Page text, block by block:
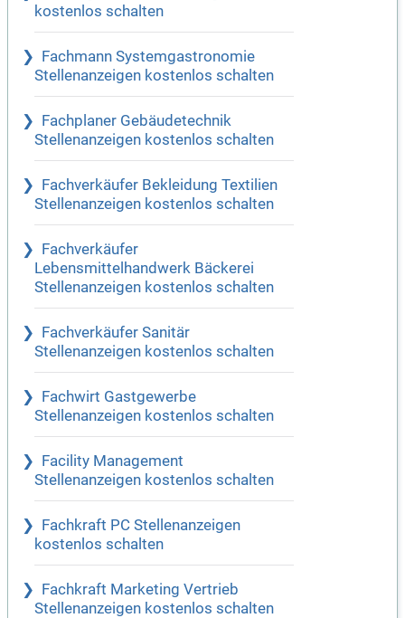
kostenlos schalten
Fachmann Systemgastronomie
Stellenanzeigen kostenlos schalten
Fachplaner Gebäudetechnik
Stellenanzeigen kostenlos schalten
Fachverkäufer Bekleidung Textilien
Stellenanzeigen kostenlos schalten
Fachverkäufer
Lebensmittelhandwerk Bäckerei
Stellenanzeigen kostenlos schalten
Fachverkäufer Sanitär
Stellenanzeigen kostenlos schalten
Fachwirt Gastgewerbe
Stellenanzeigen kostenlos schalten
Facility Management
Stellenanzeigen kostenlos schalten
Fachkraft PC Stellenanzeigen
kostenlos schalten
Fachkraft Marketing Vertrieb
Stellenanzeigen kostenlos schalten